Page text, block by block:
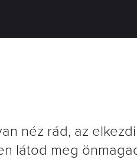
néz rád, az
látod meg